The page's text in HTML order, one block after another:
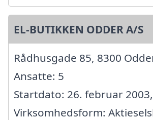
EL-BUTIKKEN ODDER A/S
Rådhusgade 85, 8300
Ansatte: 5
Startdato: 26. februar 2003,
Virksomhedsform: